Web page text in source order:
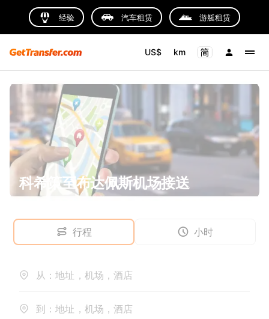
经验 汽车租赁 游艇租赁
US$ km
科希策至布达佩斯机场接送
行程 小时
从：地址，机场，酒店
到：地址，机场，酒店